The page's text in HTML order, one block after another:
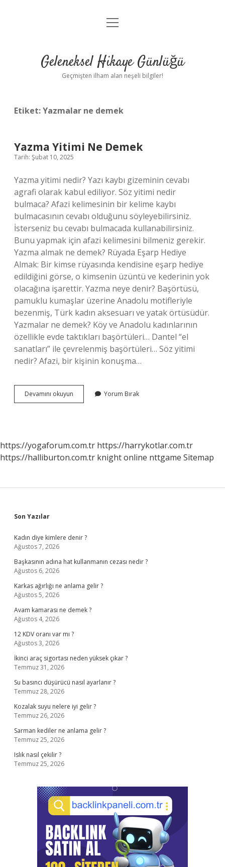
Anasayfa
Yasal Uyarı
menüyü
Geleneksel Hikaye Günlüğü
Geçmişten ilham alan neşeli bilgiler!
Etiket:Yazmalar ne demek
Yazma Yitimi Ne Demek
Tarih: Şubat 10, 2025
Yazma yitimi nedir? Yazı kaybı gizeminin cevabı
agrafi olarak kabul ediliyor. Söz yitimi nedir
bulmaca? Afazi kelimesinin bir kelime kaybı
bulmacasının cevabı olduğunu söyleyebilirsiniz.
İsterseniz bu cevabı bulmacada kullanabilirsiniz.
Bunu yapmak için afazi kelimesini bilmeniz gerekir.
Yazma almak ne demek? Rüyada Eşarp Hediye
Almak: Bir kimse rüyasında kendisine eşarp hediye
edildiğini görse, o kimsenin üzüntü ve kederinin yok
olacağına işarettir. Yazma neye denir? Başörtüsü,
pamuklu kumaşlar üzerine Anadolu motifleriyle
bezenmiş, Türk kadın aksesuarı ve yatak örtüsüdür.
Yazmalar ne demek? Köy ve Anadolu kadınlarının
özellikle evde taktıkları başörtüleri… Dantel “el
sanatları” ile çevrelenmiş başörtüleri… Söz yitimi
nedir? Afazi, bir kişinin konuşma…
Devamını okuyun
Yitimi
Yorum Bırak
https://yogaforum.com.tr https://harrykotlar.com.tr
https://halliburton.com.tr knight online nttgame Sitemap
Sidebar
Son Yazılar
Kadın diye kimlere denir ?
Ağustos 7, 2026
Başkasının adına hat kullanmanın cezası nedir ?
Ağustos 6, 2026
Karkas ağırlığı ne anlama gelir ?
Ağustos 5, 2026
Avam kamarası ne demek ?
Ağustos 4, 2026
12 KDV oranı var mı ?
Ağustos 3, 2026
İkinci araç sigortası neden yüksek çıkar ?
Temmuz 31, 2026
Su basıncı düşürücü nasıl ayarlanır ?
Temmuz 28, 2026
Kozalak suyu nelere iyi gelir ?
Temmuz 26, 2026
Sarman kediler ne anlama gelir ?
Temmuz 25, 2026
Islık nasıl çekilir ?
Temmuz 25, 2026